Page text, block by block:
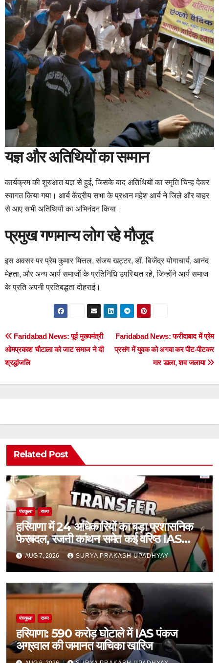
यज्ञ और अतिथियों का सम्मान
कार्यक्रम की शुरुआत यज्ञ से हुई, जिसके बाद अतिथियों का स्मृति चिन्ह देकर
स्वागत किया गया। आर्य केंद्रीय सभा के प्रधान महेश आर्य ने जिले और बाहर
से आए सभी अतिथियों का अभिनंदन किया।
प्रमुख गणमान्य लोग रहे मौजूद
इस अवसर पर प्रेम कुमार मित्तल, संजय खट्टर, डॉ. बिजेंद्र योगाचार्य, आनंद
मेहता, और अन्य आर्य समाजों के प्रतिनिधि उपस्थित रहे, जिन्होंने आर्य समाज
के प्रति अपनी प्रतिबद्धता दोहराई।
Post
navigation
Faridabad News: फरीदाबाद में प्रेम
प्रसंग में युवक को अगवा कर पीट-पीटकर
मार डाला, शव जलाया
Faridabad News: पूर्व मुख्यमंत्री
ओमप्रकाश चौटाला को जाट समाज ने दी
श्रद्धांजलि
Related Post
पंचकूला राज्य
हरियाणा में 24 अधिकारियों का बड़ा प्रशासनिक
फेरबदल, रजनी कांथन समेत कई वरिष्ठ IAS
शामिल
AUG 7, 2026 SURYA PRAKASH UPADHYAY
पंचकूला राज्य
हरियाणा: 590 करोड़ घोटाले में IAS पंकज
अग्रवाल की जमानत याचिका खारिज